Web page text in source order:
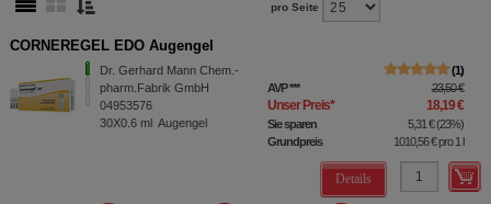
pro Seite
CORNEREGEL EDO Augengel
Dr. Gerhard Mann Chem.-
pharm.Fabrik GmbH
04953576
30X0.6 ml Augengel
1
AVP*** 23,50 €
Unser Preis* 18,19 €
Sie sparen 5,31 €(23%)
Grundpreis
1010,56 €pro 1 l
Details